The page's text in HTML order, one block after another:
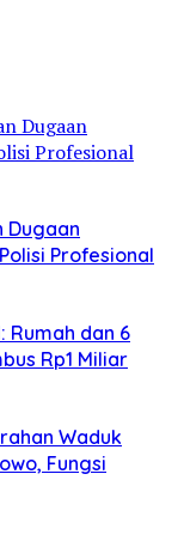
Dugaan
Profesional
Rumah dan 6
Rp1 Miliar
Waduk
Fungsi